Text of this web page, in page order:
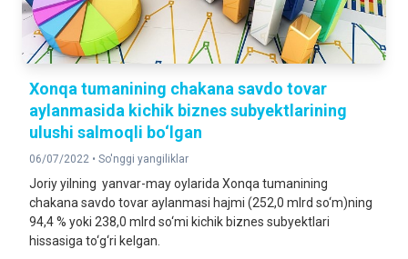
Xonqa tumanining chakana savdo tovar
aylanmasida kichik biznes subyektlarining
ulushi salmoqli bo‘lgan
06/07/2022 • So'nggi yangiliklar
Joriy yilning yanvar-may oylarida Xonqa tumanining
chakana savdo tovar aylanmasi hajmi (252,0 mlrd so‘m)ning
94,4 % yoki 238,0 mlrd so‘mi kichik biznes subyektlari
hissasiga to‘g‘ri kelgan.